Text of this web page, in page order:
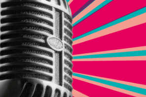
Ici & Maintenant
Falsafa I Les RDV de la
Les Samedis de la poésie
Rencontres littéraires de l’IMA
Les escales musicales du musée
Shahid
Café littéraire et self
pédagogiques
documentaires
le portail documentaire de l'IMA
/ Emprunter des livres et des
de l'IMA
Documents institutionnels
Nous rejoindre / Carrières
Mécènes et sponsors
Nous contacter